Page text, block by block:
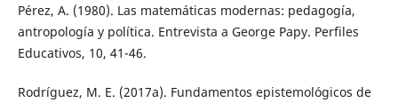
Pérez, A. (1980). Las matemáticas modernas: pedagogía,
antropología y política. Entrevista a George Papy. Perfiles
Educativos, 10, 41-46.
Rodríguez, M. E. (2017a). Fundamentos epistemológicos de